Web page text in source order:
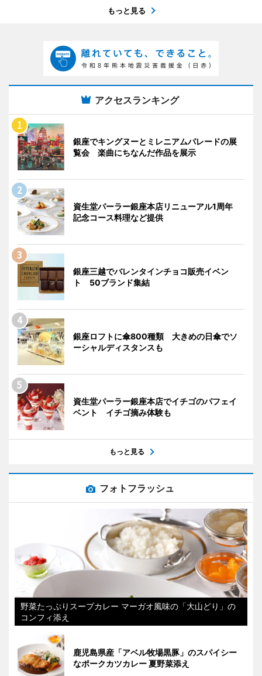
もっと見る
アクセスランキング
銀座でキングヌーとミレニアムパレードの展
覧会 楽曲にちなんだ作品を展示
資生堂パーラー銀座本店リニューアル1周年
記念コース料理など提供
銀座三越でバレンタインチョコ販売イベン
ト 50ブランド集結
銀座ロフトに傘800種類 大きめの日傘でソ
ーシャルディスタンスも
資生堂パーラー銀座本店でイチゴのパフェイ
ベント イチゴ摘み体験も
もっと見る
フォトフラッシュ
野菜たっぷりスープカレー マーガオ風味の「大山どり」の
コンフィ添え
鹿児島県産「アベル牧場黒豚」のスパイシー
なポークカツカレー 夏野菜添え